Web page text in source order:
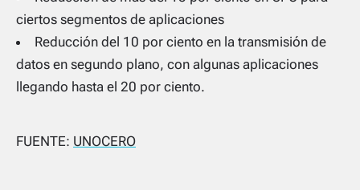
ciertos segmentos de aplicaciones
Reducción del 10 por ciento en la transmisión de
datos en segundo plano, con algunas aplicaciones
llegando hasta el 20 por ciento.
FUENTE: UNOCERO